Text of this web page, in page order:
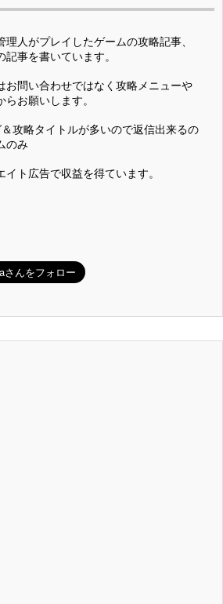
理人がプレイしたゲームの攻略記事、
事を書いています。
お問い合わせではなく攻略メニューや
お願いします。
攻略タイトルが多いので返信出来るの
のみ
ト広告で収益を得ています。